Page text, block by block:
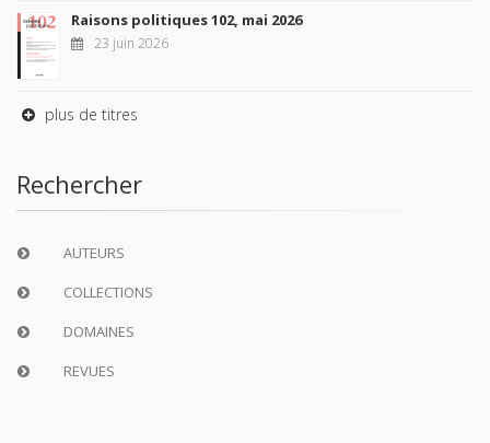
Raisons politiques 102, mai 2026
23 juin 2026
plus de titres
Rechercher
AUTEURS
COLLECTIONS
DOMAINES
REVUES